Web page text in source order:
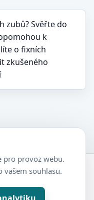
zubů? Svěřte do
k
o fixních
zkušeného
pro provoz webu.
vašem souhlasu.